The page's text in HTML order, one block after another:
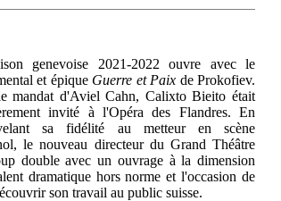
genevoise 2021-2022 ouvre avec le
et épique Guerre et Paix de Prokofiev.
mandat d'Aviel Cahn, Calixto Bieito était
invité à l'Opéra des Flandres. En
sa fidélité au metteur en scène
le nouveau directeur du Grand Théâtre
double avec un ouvrage à la dimension
dramatique hors norme et l'occasion de
son travail au public suisse.